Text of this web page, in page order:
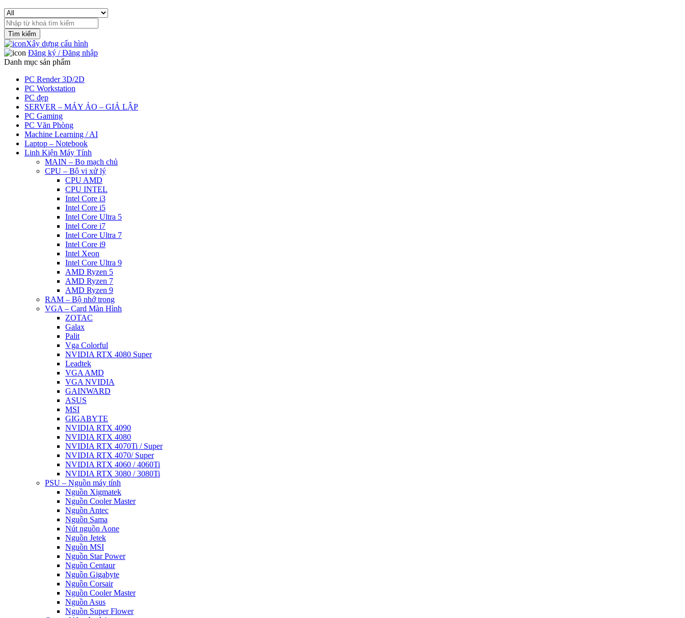
Search
for:
Xây dựng cấu hình
Đăng ký / Đăng nhập
Danh mục sản phẩm
PC Render 3D/2D
PC Workstation
PC đẹp
SERVER – MÁY ẢO – GIẢ LẬP
PC Gaming
PC Văn Phòng
Machine Learning / AI
Laptop – Notebook
Linh Kiện Máy Tính
MAIN – Bo mạch chủ
CPU – Bộ vi xử lý
CPU AMD
CPU INTEL
Intel Core i3
Intel Core i5
Intel Core Ultra 5
Intel Core i7
Intel Core Ultra 7
Intel Core i9
Intel Xeon
Intel Core Ultra 9
AMD Ryzen 5
AMD Ryzen 7
AMD Ryzen 9
RAM – Bộ nhớ trong
VGA – Card Màn Hình
ZOTAC
Galax
Palit
Vga Colorful
NVIDIA RTX 4080 Super
Leadtek
VGA AMD
VGA NVIDIA
GAINWARD
ASUS
MSI
GIGABYTE
NVIDIA RTX 4090
NVIDIA RTX 4080
NVIDIA RTX 4070Ti / Super
NVIDIA RTX 4070/ Super
NVIDIA RTX 4060 / 4060Ti
NVIDIA RTX 3080 / 3080Ti
PSU – Nguồn máy tính
Nguồn Xigmatek
Nguồn Cooler Master
Nguồn Antec
Nguồn Sama
Nút nguồn Aone
Nguồn Jetek
Nguồn MSI
Nguồn Star Power
Nguồn Centaur
Nguồn Gigabyte
Nguồn Corsair
Nguồn Cooler Master
Nguồn Asus
Nguồn Super Flower